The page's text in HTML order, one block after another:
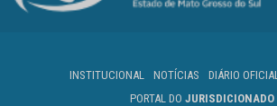
INSTITUCIONAL NOTÍCIAS DIÁRIO OFICIAL
PORTAL DO JURISDICIONADO